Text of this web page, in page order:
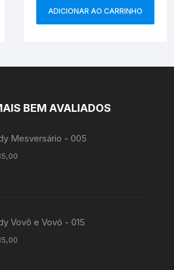
ADICIONAR AO CARRINHO
BEM AVALIADOS
Mesversário - 005
Vovô e Vovó - 015